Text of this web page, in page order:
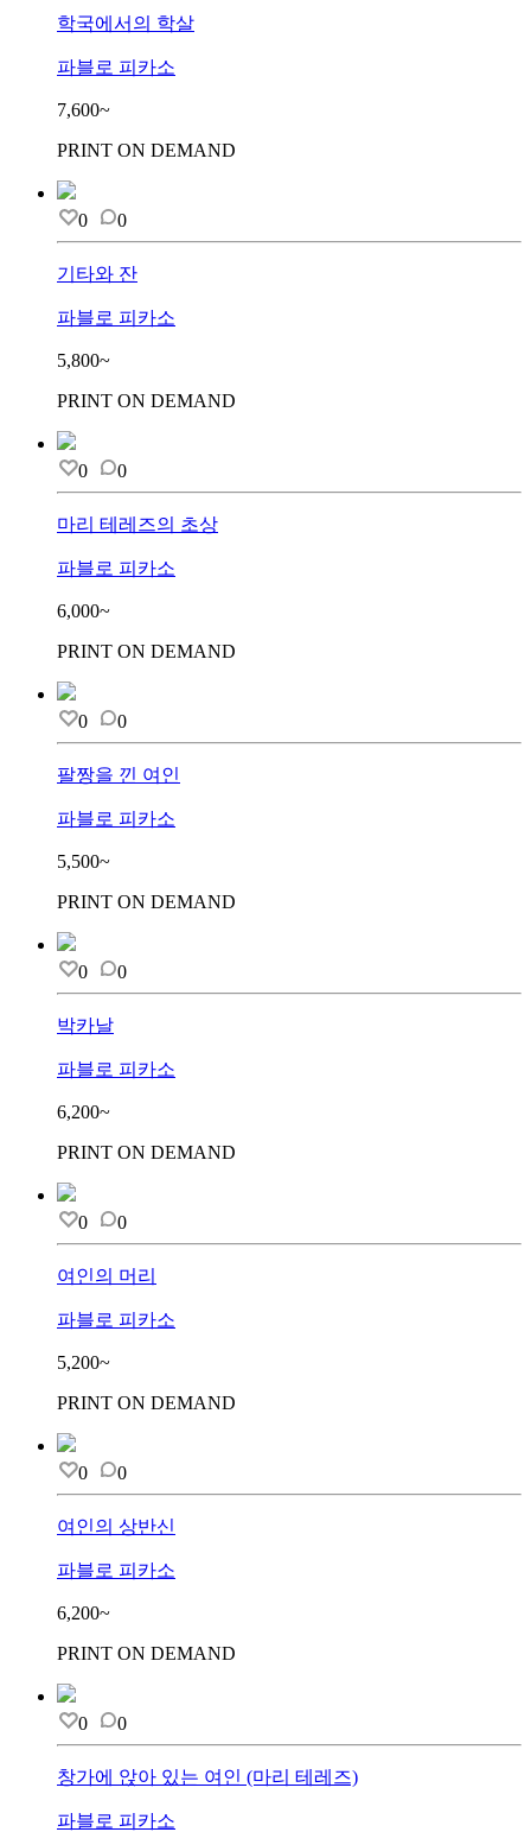
학국에서의 학살
파블로 피카소
7,600~
PRINT ON DEMAND
0 0
기타와 잔
파블로 피카소
5,800~
PRINT ON DEMAND
0 0
마리 테레즈의 초상
파블로 피카소
6,000~
PRINT ON DEMAND
0 0
팔짱을 낀 여인
파블로 피카소
5,500~
PRINT ON DEMAND
0 0
박카날
파블로 피카소
6,200~
PRINT ON DEMAND
0 0
여인의 머리
파블로 피카소
5,200~
PRINT ON DEMAND
0 0
여인의 상반신
파블로 피카소
6,200~
PRINT ON DEMAND
0 0
창가에 앉아 있는 여인 (마리 테레즈)
파블로 피카소